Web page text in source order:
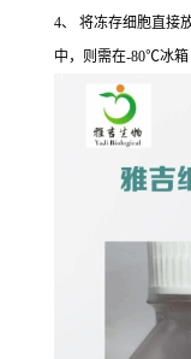
4、 将冻存细胞直接
中，则需在-80℃冰箱